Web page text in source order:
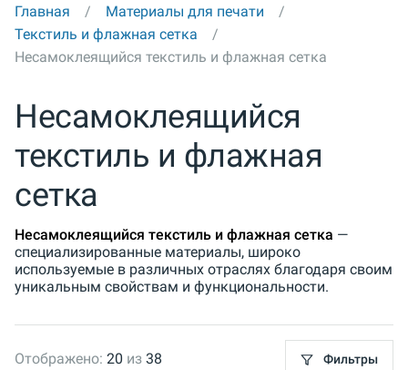
Главная
Материалы для печати
Текстиль и флажная сетка
Несамоклеящийся текстиль и флажная сетка
Несамоклеящийся
текстиль и флажная
сетка
Несамоклеящийся текстиль и флажная сетка —
специализированные материалы, широко
используемые в различных отраслях благодаря своим
уникальным свойствам и функциональности.
Отображено: 20 из 38 Фильтры